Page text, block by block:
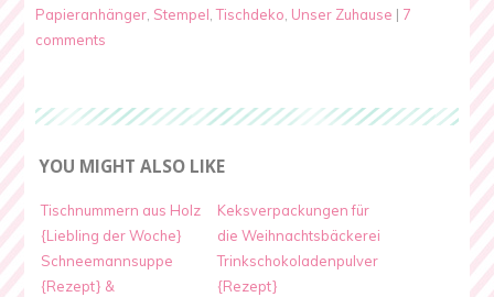
Papieranhänger Stempel ,Tischdeko Unser Zuhause | 7
comments
YOU MIGHT ALSO LIKE
Tischnummern aus Holz
{Liebling der Woche}
Keksverpackungen für
die Weihnachtsbäckerei
Schneemannsuppe
{Rezept} &
Trinkschokoladenpulver
{Rezept}